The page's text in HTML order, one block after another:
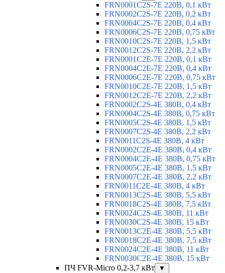
FRN0001C2S-7E 220В, 0,1 кВт
FRN0002C2S-7E 220В, 0,2 кВт
FRN0004C2S-7E 220В, 0,4 кВт
FRN0006C2S-7E 220В, 0,75 кВт
FRN0010C2S-7E 220В, 1,5 кВт
FRN0012C2S-7E 220В, 2,2 кВт
FRN0001C2E-7E 220В, 0,1 кВт
FRN0004C2E-7E 220В, 0,4 кВт
FRN0006C2E-7E 220В, 0,75 кВт
FRN0010C2E-7E 220В, 1,5 кВт
FRN0012C2E-7E 220В, 2,2 кВт
FRN0002C2S-4E 380В, 0,4 кВт
FRN0004C2S-4E 380В, 0,75 кВт
FRN0005C2S-4E 380В, 1,5 кВт
FRN0007C2S-4E 380В, 2,2 кВт
FRN0011C2S-4E 380В, 4 кВт
FRN0002C2E-4E 380В, 0,4 кВт
FRN0004C2E-4E 380В, 0,75 кВт
FRN0005C2E-4E 380В, 1,5 кВт
FRN0007C2E-4E 380В, 2,2 кВт
FRN0011C2E-4E 380В, 4 кВт
FRN0013C2S-4E 380В, 5,5 кВт
FRN0018C2S-4E 380В, 7,5 кВт
FRN0024C2S-4E 380В, 11 кВт
FRN0030C2S-4E 380В, 15 кВт
FRN0013C2E-4E 380В, 5,5 кВт
FRN0018C2E-4E 380В, 7,5 кВт
FRN0024C2E-4E 380В, 11 кВт
FRN0030C2E-4E 380В, 15 кВт
ПЧ FVR-Micro 0,2-3,7 кВт
▼